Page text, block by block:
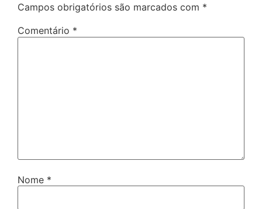
Campos obrigatórios são marcados com *
Comentário *
Nome *